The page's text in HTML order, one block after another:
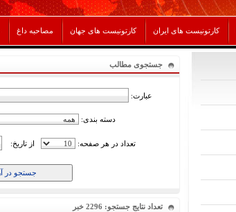
کارتونیست های ایران کارتونیست های جهان مصاحبه داغ
جستجوی مطالب
عبارت:
دسته بندی:
تعداد در هر صفحه: از تاریخ:
تعداد نتایج جستجو: 2296 خبر